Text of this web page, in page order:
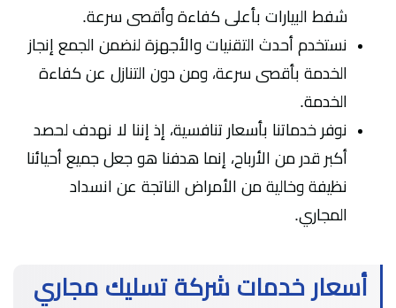
شفط البيارات بأعلى كفاءة وأقصى سرعة.
نستخدم أحدث التقنيات والأجهزة لنضمن الجمع إنجاز
الخدمة بأقصى سرعة، ومن دون التنازل عن كفاءة
الخدمة.
نوفر خدماتنا بأسعار تنافسية، إذ إننا لا نهدف لحصد
أكبر قدر من الأرباح، إنما هدفنا هو جعل جميع أحيائنا
نظيفة وخالية من الأمراض الناتجة عن انسداد
المجاري.
أسعار خدمات شركة تسليك مجاري